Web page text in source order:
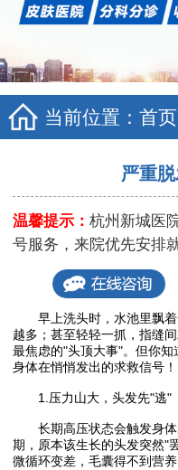
当前位置： 首页
严重
温馨提示： 杭州新城医
号服务，来院优先安排
早上洗头时，水池里飘着
越多；甚至轻轻一抓，指缝
最焦虑的"头顶大事"。但你
身体在悄悄发出的求救信号！
1.压力山大，头发先"逃"
长期高压状态会触发身体
期，原本该生长的头发突然"
微循环变差，毛囊得不到营